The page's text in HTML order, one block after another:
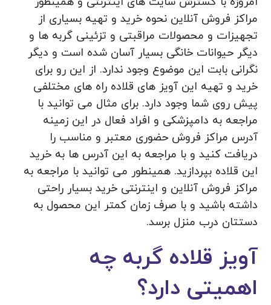
مراکز فروش آنلاین نحوه خرید و تهیه بسیاری از
تجهیزات و محصولات مراقبتی و تزئینی گربه ها و
دیگر حیوانات خانگی بسیار آسان شده است و دیگر
نگرانی بابت این موضوع وجود ندارد. از این رو برای
خرید و تهیه این آویز های قلاده راه های مختلفی
پیش روی شما وجود دارد. برای مثال می‌ توانید با
مراجعه به دامپزشکی و افراد فعال در این زمینه
آدرس مراکز فروش حضوری معتبر و مناسب را
دریافت کنید و با مراجعه به این آدرس ها به خرید
این قلاده بپردازید. همینطور می توانید با مراجعه به
مراکز فروش آنلاین و اینترنتی خرید بسیار راحتی
داشته باشید و با صرف زمان کمتر این محصول به
دستتان درب منزل برسد.
آویز قلاده گربه چه
اهمیتی دارد؟